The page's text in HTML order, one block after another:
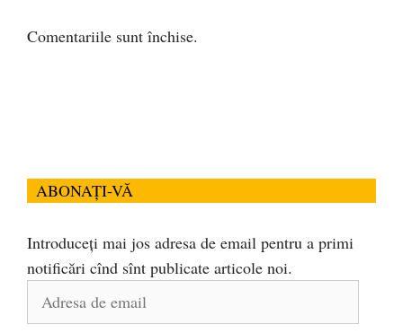
Comentariile sunt închise.
ABONAȚI-VĂ
Introduceți mai jos adresa de email pentru a primi
notificări cînd sînt publicate articole noi.